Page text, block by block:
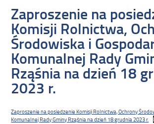
Zaproszenie na
Komisji Rolnictwa,
Środowiska i
Komunalnej Rady
Rząśnia na dzień 18
2023 r.
Zaproszenie na posiedzenie Komisji Rolnictwa, Ochrony
Komunalnej Rady Gminy Rząśnia na dzień 18 grudnia 2023 r.